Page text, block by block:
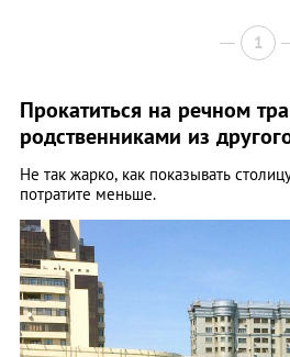
1
Прокатиться на речном
родственниками из
Не так жарко, как показывать
потратите меньше.